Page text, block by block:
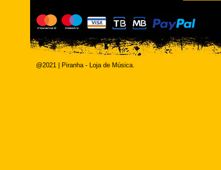
@2021 | Piranha - Loja de Música.